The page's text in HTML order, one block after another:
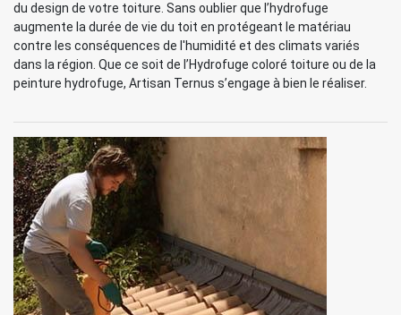
du design de votre toiture. Sans oublier que l’hydrofuge
augmente la durée de vie du toit en protégeant le matériau
contre les conséquences de l'humidité et des climats variés
dans la région. Que ce soit de l’Hydrofuge coloré toiture ou de la
peinture hydrofuge, Artisan Ternus s’engage à bien le réaliser.